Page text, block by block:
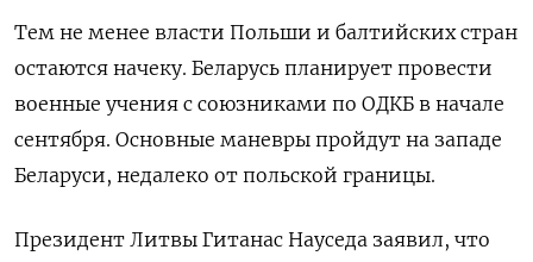
Тем не менее власти Польши и балтийских стран
остаются начеку. Беларусь планирует провести
военные учения с союзниками по ОДКБ в начале
сентября. Основные маневры пройдут на западе
Беларуси, недалеко от польской границы.
Президент Литвы Гитанас Науседа заявил, что